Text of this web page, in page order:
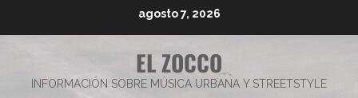
agosto 7, 2026
EL ZOCCO
INFORMACIÓN SOBRE MÚSICA URBANA Y STREETSTYLE